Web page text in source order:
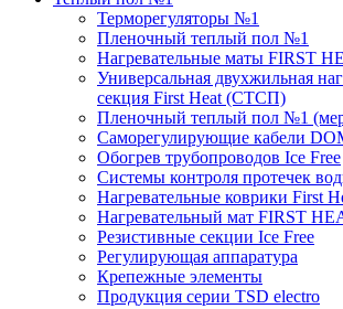
Терморегуляторы №1
Пленочный теплый пол №1
Нагревательные маты FIRST
Универсальная двухжильная
секция First Heat (СТСП)
Пленочный теплый пол №1
Саморегулирующие кабели
Обогрев трубопроводов Ice Free
Системы контроля протечек
Нагревательные коврики First
Нагревательный мат FIRST
Резистивные секции Ice Free
Регулирующая аппаратура
Крепежные элементы
Продукция серии TSD electro